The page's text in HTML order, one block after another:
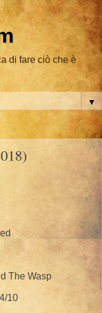
di fare ciò che è
▼
The Wasp
10